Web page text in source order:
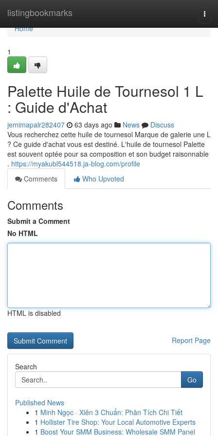
listingbookmarks
Home
Home
1
Palette Huile de Tournesol 1 L
: Guide d'Achat
jemimapalr282407 63 days ago News
Discuss
Vous recherchez cette huile de tournesol Marque de galerie une L
? Ce guide d'achat vous est destiné. L'huile de tournesol Palette
est souvent optée pour sa composition et son budget raisonnable
. https://myakubl544518.ja-blog.com/profile
Comments
Who Upvoted
Comments
Submit a Comment
No HTML
HTML is disabled
Report Page
Search
Go
Published News
1 Minh Ngọc · Xiên 3 Chuẩn: Phân Tích Chi Tiết
1 Hollister Tire Shop: Your Local Automotive Experts
1 Boost Your SMM Business: Wholesale SMM Panel